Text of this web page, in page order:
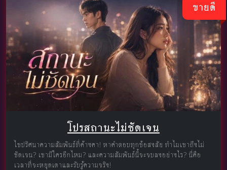
ขายดี
โปรสถานะไม่ชัดเจน
ไขปริศนาความสัมพันธ์ที่ค้างคา! หาคำตอบทุกข้อสงสัย ทำไมเขาถึงไม่
ชัดเจน? เขามีใครอีกไหม? และความสัมพันธ์นี้จะจบลงอย่างไร? นี่คือ
เวลาที่จะหยุดเดาและรับรู้ความจริง!